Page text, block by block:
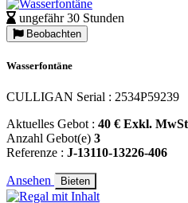
ungefähr 30 Stunden
Beobachten
Wasserfontäne
CULLIGAN Serial : 2534P59239
Aktuelles Gebot : 40 € Exkl.
Anzahl Gebot(e) 3
Referenze : J-13110-13226-406
Ansehen Bieten